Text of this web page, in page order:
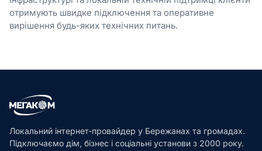
отримують швидке підключення та оперативне
вирішення будь-яких технічних питань.
Локальний інтернет-провайдер у Бережанах та громадах.
Підключаємо дім, бізнес і соціальні установи з 2000 року.